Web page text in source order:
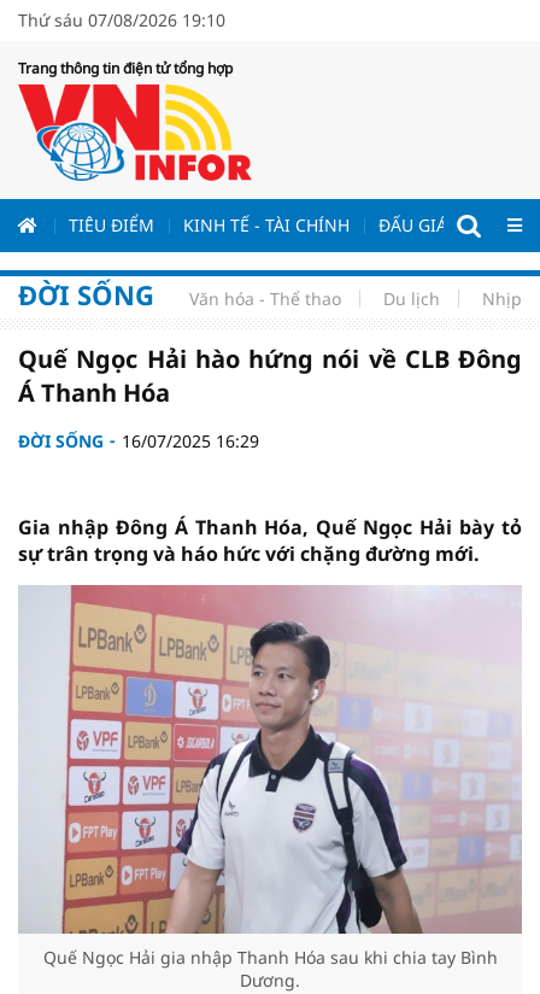
Thứ sáu 07/08/2026 19:10
Trang thông tin điện tử tổng hợp
TIÊU ĐIỂM KINH TẾ - TÀI CHÍNH ĐẤU GIÁ - ĐẤU
ĐỜI SỐNG Văn hóa - Thể thao Du lịch Nhịp
Quế Ngọc Hải hào hứng nói về CLB Đông
Á Thanh Hóa
ĐỜI SỐNG 16/07/2025 16:29
Gia nhập Đông Á Thanh Hóa, Quế Ngọc Hải bày tỏ
sự trân trọng và háo hức với chặng đường mới.
Quế Ngọc Hải gia nhập Thanh Hóa sau khi chia tay Bình
Dương.